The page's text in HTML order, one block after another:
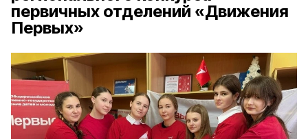
первичных отделений «Движения
Первых»